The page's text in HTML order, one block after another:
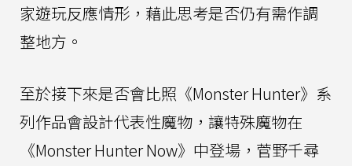
家遊玩反應情形，藉此思考是否仍有需作調
整地方。
至於接下來是否會比照《Monster Hunter》系
列作品會設計代表性魔物，讓特殊魔物在
《Monster Hunter Now》中登場，菅野千尋